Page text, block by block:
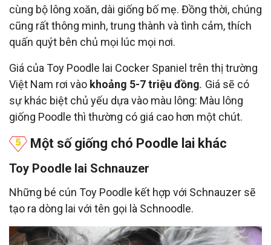
cùng bộ lông xoăn, dài giống bố mẹ. Đồng thời, chúng
cũng rất thông minh, trung thành và tình cảm, thích
quấn quýt bên chủ mọi lúc mọi nơi.
Giá của Toy Poodle lai Cocker Spaniel trên thị trường
Việt Nam rơi vào khoảng 5-7 triệu đồng. Giá sẽ có
sự khác biệt chủ yếu dựa vào màu lông: Màu lông
giống Poodle thì thường có giá cao hơn một chút.
Một số giống chó Poodle lai khác
Toy Poodle lai Schnauzer
Những bé cún Toy Poodle kết hợp với Schnauzer sẽ
tạo ra dòng lai với tên gọi là Schnoodle.